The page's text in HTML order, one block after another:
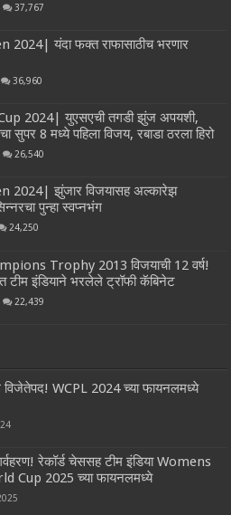
37,767
2024| यंदा फक्त राफासाठीच भरणार
36,960
2024| युएसएची तगडी झुंज अपयशी,
सुपर 8 मध्ये पहिला विजय, रबाडा ठरला हिरो
26,540
2024| झुंजार विजयासह अल्कारेझ
पुन्हा स्वप्नभंग
24,250
Trophy 2013 विजयाची 12 वर्ष!
टीम इंडियाने भरलेले ट्रॉफी कॅबिनेट
22,439
विजेतेपद! WCPL 2024 च्या फायनलमध्ये
रेकॉर्ड चेससह टीम इंडिया Womens
Cup 2025 च्या फायनलमध्ये